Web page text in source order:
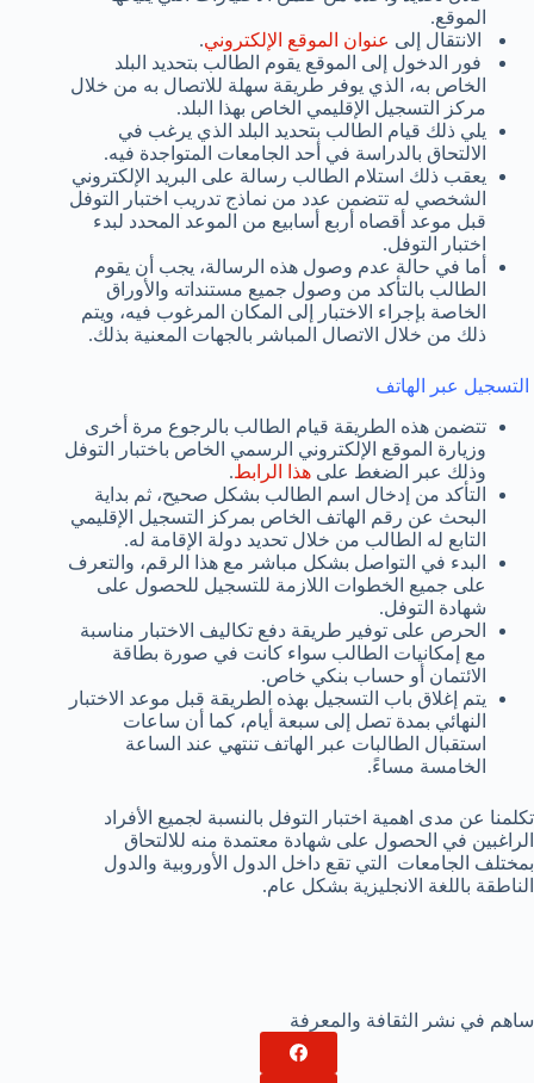
الموقع.
الانتقال إلى عنوان الموقع الإلكتروني.
فور الدخول إلى الموقع يقوم الطالب بتحديد البلد
الخاص به، الذي يوفر طريقة سهلة للاتصال به من خلال
مركز التسجيل الإقليمي الخاص بهذا البلد.
يلي ذلك قيام الطالب بتحديد البلد الذي يرغب في
الالتحاق بالدراسة في أحد الجامعات المتواجدة فيه.
يعقب ذلك استلام الطالب رسالة على البريد الإلكتروني
الشخصي له تتضمن عدد من نماذج تدريب اختبار التوفل
قبل موعد أقصاه أربع أسابيع من الموعد المحدد لبدء
اختبار التوفل.
أما في حالة عدم وصول هذه الرسالة، يجب أن يقوم
الطالب بالتأكد من وصول جميع مستنداته والأوراق
الخاصة بإجراء الاختبار إلى المكان المرغوب فيه، ويتم
ذلك من خلال الاتصال المباشر بالجهات المعنية بذلك.
التسجيل عبر الهاتف
تتضمن هذه الطريقة قيام الطالب بالرجوع مرة أخرى
وزيارة الموقع الإلكتروني الرسمي الخاص باختبار التوفل
وذلك عبر الضغط على هذا الرابط.
التأكد من إدخال اسم الطالب بشكل صحيح، ثم بداية
البحث عن رقم الهاتف الخاص بمركز التسجيل الإقليمي
التابع له الطالب من خلال تحديد دولة الإقامة له.
البدء في التواصل بشكل مباشر مع هذا الرقم، والتعرف
على جميع الخطوات اللازمة للتسجيل للحصول على
شهادة التوفل.
الحرص على توفير طريقة دفع تكاليف الاختبار مناسبة
مع إمكانيات الطالب سواء كانت في صورة بطاقة
الائتمان أو حساب بنكي خاص.
يتم إغلاق باب التسجيل بهذه الطريقة قبل موعد الاختبار
النهائي بمدة تصل إلى سبعة أيام، كما أن ساعات
استقبال الطالبات عبر الهاتف تنتهي عند الساعة
الخامسة مساءً.
تكلمنا عن مدى اهمية اختبار التوفل بالنسبة لجميع الأفراد
الراغبين في الحصول على شهادة معتمدة منه للالتحاق
بمختلف الجامعات التي تقع داخل الدول الأوروبية والدول
الناطقة باللغة الانجليزية بشكل عام.
ساهم في نشر الثقافة والمعرفة